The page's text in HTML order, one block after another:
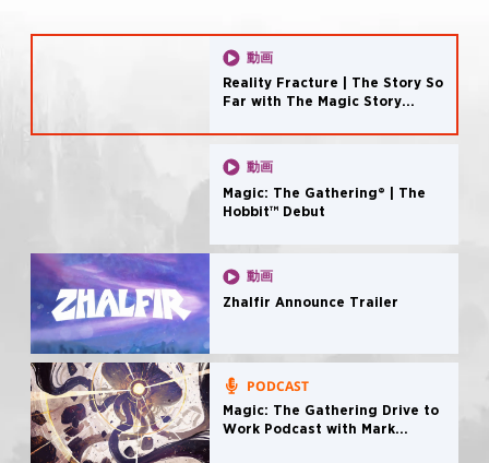
動画
Reality Fracture | The Story So
Far with The Magic Story
動画
Magic: The Gathering® | The
Hobbit™ Debut
動画
Zhalfir Announce Trailer
PODCAST
Magic: The Gathering Drive to
Work Podcast with Mark